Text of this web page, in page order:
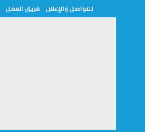
للتواصل والإعلان فريق العمل